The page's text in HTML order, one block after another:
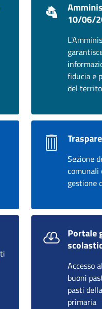
10/06/
fiducia e
del
Sezione
comunali
gestione
Portale
Accesso
buoni
pasti
primaria